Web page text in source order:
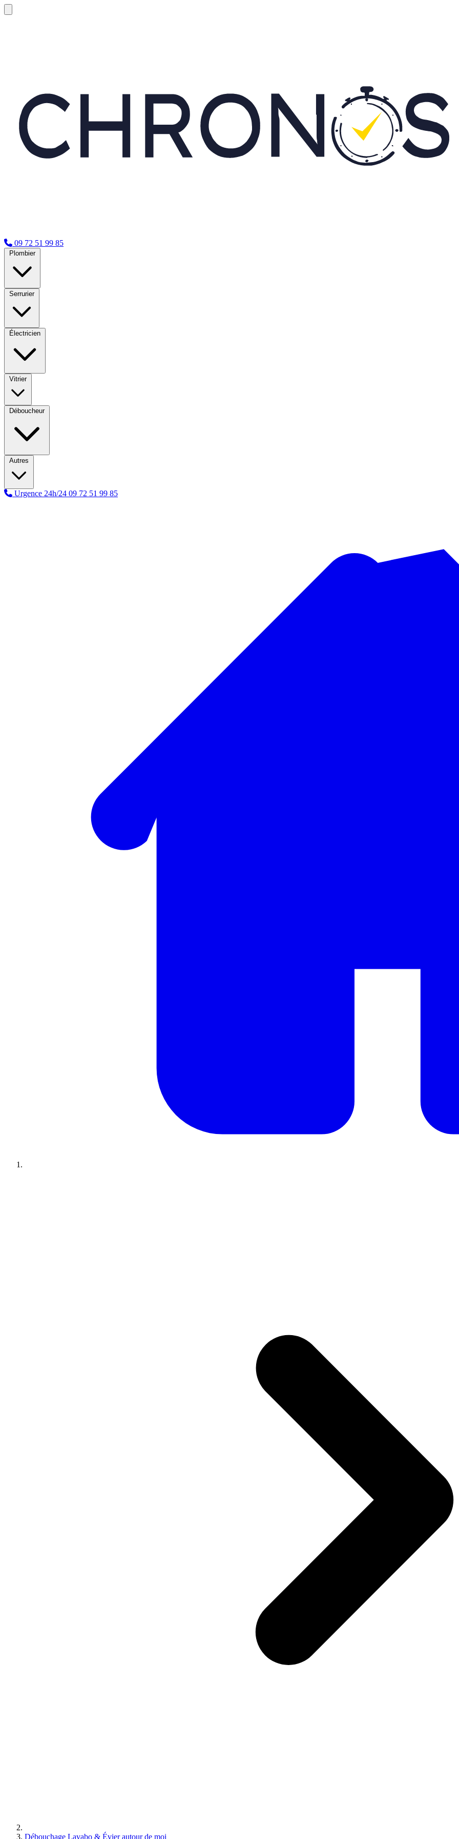
09 72 51 99 85
Plombier
Serrurier
Électricien
Vitrier
Déboucheur
Autres
Urgence 24h/24 09 72 51 99 85
Débouchage Lavabo & Évier autour de moi